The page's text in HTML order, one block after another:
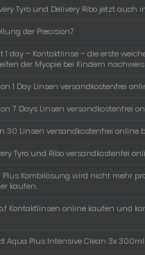
Tyro und Delivery Ribo jetzt
der Precision7
1 day – Kontaktlinse – die erste
der Myopie bei Kindern
1 Day Linsen versandkostenfrei
7 Days Linsen versandkostenfrei
30 Linsen versandkostenfrei online
Tyro und Ribo versandkostenfei
Plus Kombilösung wird nicht mehr
kaufen.
Kontaktlinsen online kaufen und
Aqua Plus Intensive Clean 3x